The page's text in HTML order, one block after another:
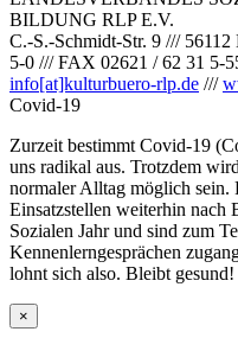
BILDUNG RLP E.V.
C.-S.-Schmidt-Str. 9 ///56112
5-0 ///FAX 02621 / 62 31 5-
info[at]kulturbuero-rlp.de ///
Covid-19
Zurzeit bestimmt Covid-19
uns radikal aus. Trotzdem
normaler Alltag möglich sein.
Einsatzstellen weiterhin nach
Sozialen Jahr und sind zum
Kennenlerngesprächen
lohnt sich also. Bleibt gesund!
×